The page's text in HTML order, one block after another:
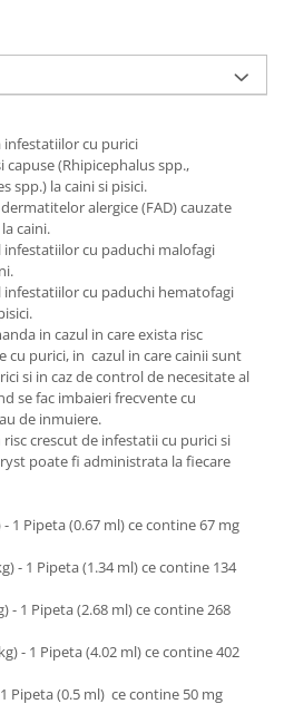
cu purici
capuse (Rhipicephalus spp.,
spp.) la caini si pisici.
alergice (FAD) cauzate
caini.
cu paduchi malofagi
cu paduchi hematofagi
in cazul in care exista risc
cu purici, in cazul in care cainii sunt
si in caz de control de necesitate al
se fac imbaieri frecvente cu
de inmuiere.
crescut de infestatii cu purici si
poate fi administrata la fiecare
- 1 Pipeta (0.67 ml) ce contine 67 mg
- 1 Pipeta (1.34 ml) ce contine 134
- 1 Pipeta (2.68 ml) ce contine 268
- 1 Pipeta (4.02 ml) ce contine 402
Pipeta (0.5 ml) ce contine 50 mg